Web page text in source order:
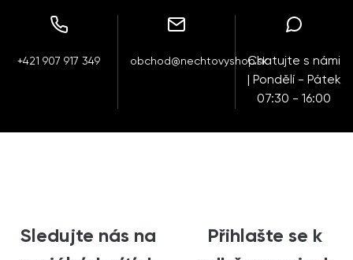
+421 907 917 349 obchod@nechtovyshop.skChatujte s námi
| Pondělí - Pátek
07:30 - 16:00
Sledujte nás na
Přihlašte se k